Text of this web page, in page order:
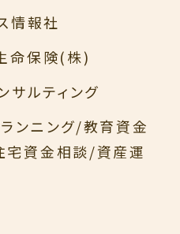
情報社
命保険(株)
ルティング
ンニング/教育資金
資金相談/資産運